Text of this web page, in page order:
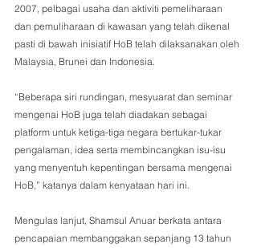
2007, pelbagai usaha dan aktiviti pemeliharaan
dan pemuliharaan di kawasan yang telah dikenal
pasti di bawah inisiatif HoB telah dilaksanakan oleh
Malaysia, Brunei dan Indonesia.
“Beberapa siri rundingan, mesyuarat dan seminar
mengenai HoB juga telah diadakan sebagai
platform untuk ketiga-tiga negara bertukar-tukar
pengalaman, idea serta membincangkan isu-isu
yang menyentuh kepentingan bersama mengenai
HoB,” katanya dalam kenyataan hari ini.
Mengulas lanjut, Shamsul Anuar berkata antara
pencapaian membanggakan sepanjang 13 tahun